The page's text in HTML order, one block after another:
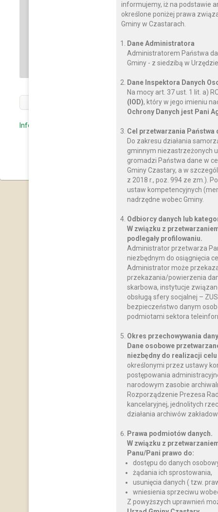
PIĄTEK, 26 STYCZNIA 2024
OBWIESZCZENIE WÓJTA
Informacja dotycząca Pomocy Żywnościowej
« WRÓĆ DO
informujemy, iż na podstawie
określone poniżej prawa
Gminy w Czastarach.
Dane Administratora
Administratorem Państwa
Gminy - z siedzibą w
Dane Inspektora Danych
Na mocy art. 37 ust. 1 lit. a)
(IOD), który w jego imieniu
Ochrony Danych jest Pani
Cel przetwarzania Państwa
Do zakresu działania
gminnym niezastrzeżonych
gromadzi Państwa dane w
Gminy Czastary, a w
z 2018 r., poz. 994 ze zm.).
ustaw kompetencyjnych
nadrzędne wobec Gminy.
Odbiorcy danych lub
W związku z
podlegały profilowaniu.
Administrator przetwarza
niezbędnym do osiągnięcia
Administrator może
przekazania/powierzenia
skarbowa, instytucje
obsługą sfery socjalnej –
bezpieczeństwo danym
podmiotami sektora
Okres przechowywania
Dane osobowe
niezbędny do realizacji
określonymi przez ustawy
postępowania
narodowym zasobie
Rozporządzenie Prezesa
kancelaryjnej, jednolitych
działania archiwów
Prawa podmiotów danych.
W związku z
Panu/Pani prawo do:
dostępu do danych
żądania ich sprostowania,
usunięcia danych ( tzw.
wniesienia sprzeciwu
Z powyższych uprawnień